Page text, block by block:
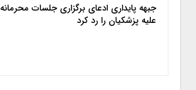
جبهه پایداری ادعای برگزاری جلسات محرمانه
علیه پزشکیان را رد کرد